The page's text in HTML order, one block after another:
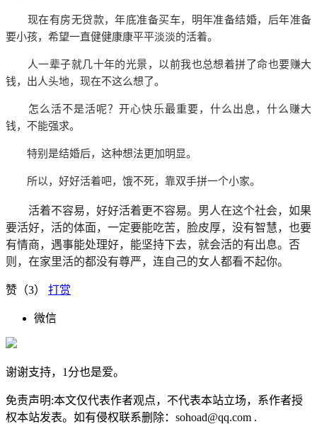
现在有房无贷款，年底准备买车，明年准备结婚，后年准备
要小孩，希望一直健健康康平平淡淡的活着。
人一辈子就几十年的光景，以前我也总想着拼了命也要赚大
钱，出人头地，现在不这么想了。
怎么活不是活呢？开心快乐最重要，什么出息，什么赚大
钱，不能强求。
特别是结婚后，这种想法更加明显。
所以，好好活着吧，饿不死，靠双手拼一个小家。
活着不容易，好好活着更不容易。男人在这个社会，如果
要活好，活的体面，一定要能吃苦，脸皮厚，没有智慧，也要
有情商，遇事能处理好，能坚持下去，就会活的有出息。否
则，在家里活的都没有尊严，连自己的女人都看不起你。
赞（3） 打赏
微信
谢谢支持，1分也是爱。
免责声明:本文仅代表作者观点，不代表本站立场，系作者授
权本站发表。如有侵权联系删除：sohoad@qq.com .